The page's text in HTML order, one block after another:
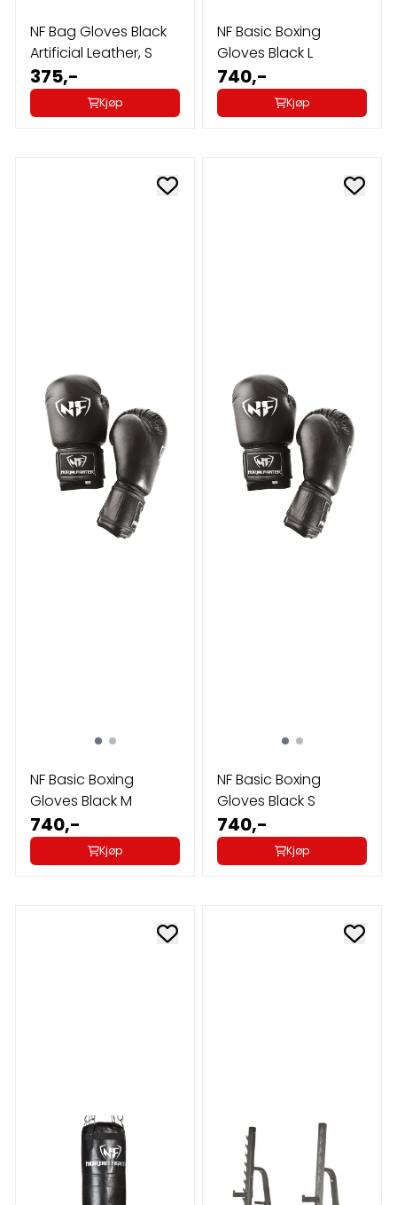
NF Bag Gloves Black
Artificial Leather, S
375,-
Kjøp
NF Basic Boxing
Gloves Black L
740,-
Kjøp
NF Basic Boxing
Gloves Black M
740,-
Kjøp
NF Basic Boxing
Gloves Black S
740,-
Kjøp